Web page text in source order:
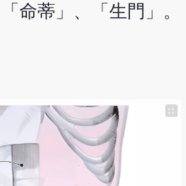
命蒂」、「生門」。